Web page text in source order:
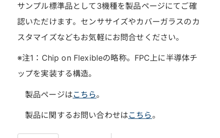
サンプル標準品として3機種を製品ページにてご確
認いただけます。センササイズやカバーガラスのカ
スタマイズなどもお気軽にお問合せください。
※注1：Chip on Flexibleの略称。FPC上に半導体チ
ップを実装する構造。
製品ページはこちら。
製品に関するお問い合わせはこちら。